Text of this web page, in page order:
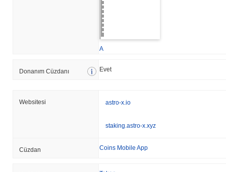
A
Donanım Cüzdanı Evet
Websitesi astro-x.io
staking.astro-x.xyz
Cüzdan Coins Mobile App